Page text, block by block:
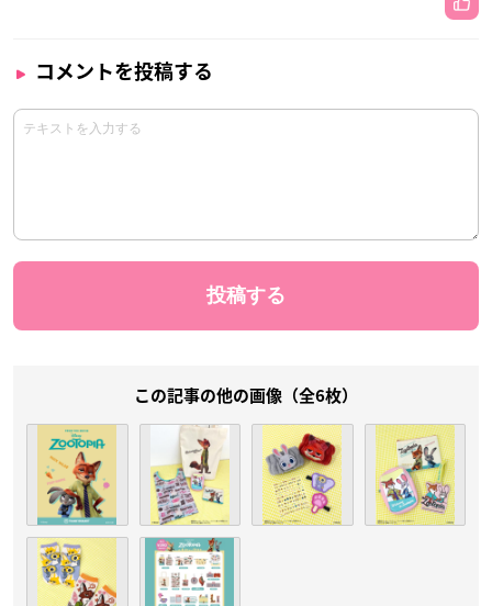
コメントを投稿する
この記事の他の画像（全6枚）